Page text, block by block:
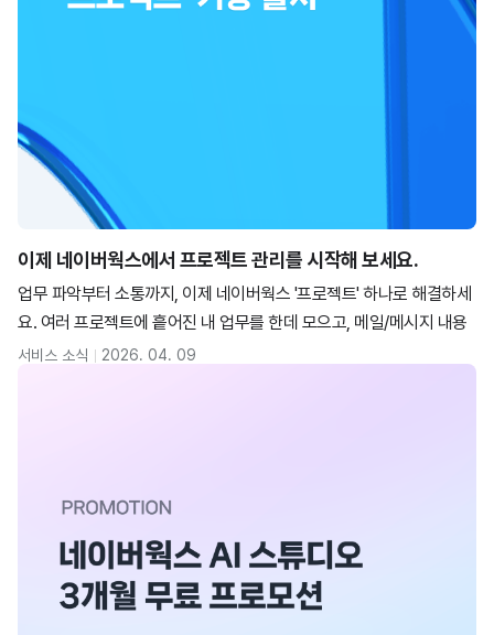
이제 네이버웍스에서 프로젝트 관리를 시작해 보세요.
업무 파악부터 소통까지, 이제 네이버웍스 '프로젝트' 하나로 해결하세
요. 여러 프로젝트에 흩어진 내 업무를 한데 모으고, 메일/메시지 내용
을 클릭 한 번으로 업무화할 수 있습니다. 우리 팀만의 맞춤형 필드로
서비스 소식 2026. 04. 09